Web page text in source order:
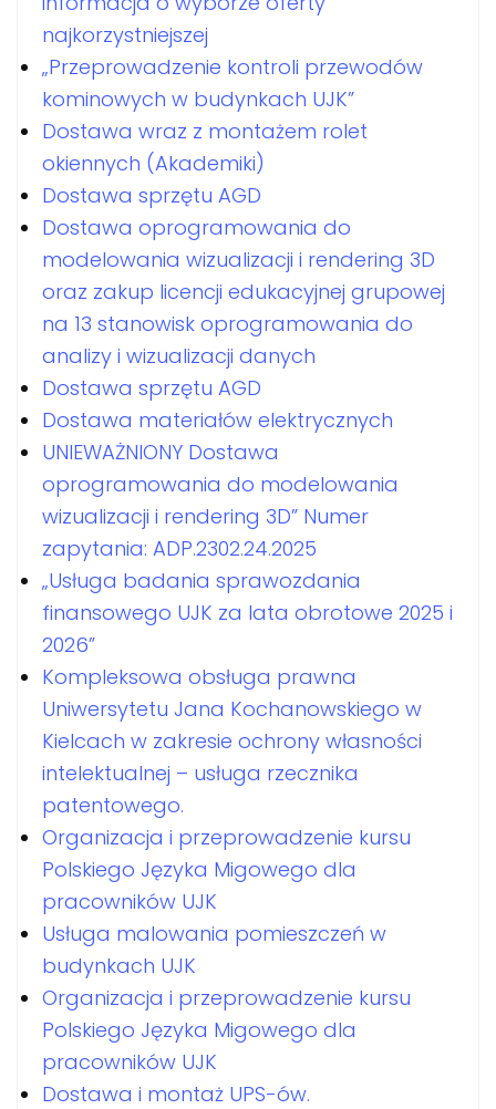
najkorzystniejszej
„Przeprowadzenie kontroli przewodów
kominowych w budynkach UJK”
Dostawa wraz z montażem rolet
okiennych (Akademiki)
Dostawa sprzętu AGD
Dostawa oprogramowania do
modelowania wizualizacji i rendering 3D
oraz zakup licencji edukacyjnej grupowej
na 13 stanowisk oprogramowania do
analizy i wizualizacji danych
Dostawa sprzętu AGD
Dostawa materiałów elektrycznych
UNIEWAŻNIONY Dostawa
oprogramowania do modelowania
wizualizacji i rendering 3D” Numer
zapytania: ADP.2302.24.2025
„Usługa badania sprawozdania
finansowego UJK za lata obrotowe 2025 i
2026”
Kompleksowa obsługa prawna
Uniwersytetu Jana Kochanowskiego w
Kielcach w zakresie ochrony własności
intelektualnej – usługa rzecznika
patentowego.
Organizacja i przeprowadzenie kursu
Polskiego Języka Migowego dla
pracowników UJK
Usługa malowania pomieszczeń w
budynkach UJK
Organizacja i przeprowadzenie kursu
Polskiego Języka Migowego dla
pracowników UJK
Dostawa i montaż UPS-ów.